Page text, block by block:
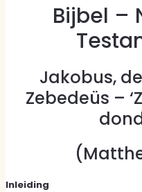
Bijbel –
Jakobus,
Zebedeüs –
Inleiding